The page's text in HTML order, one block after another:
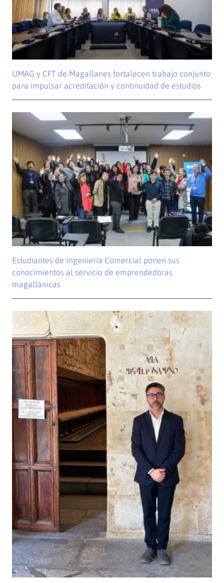
UMAG y CFT de Magallanes fortalecen trabajo conjunto
para impulsar acreditación y continuidad de estudios
Estudiantes de Ingeniería Comercial ponen sus
conocimientos al servicio de emprendedoras
magallánicas